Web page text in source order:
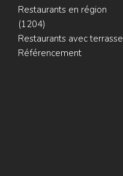
Restaurants en région
(1204)
Restaurants avec terrasse
Référencement